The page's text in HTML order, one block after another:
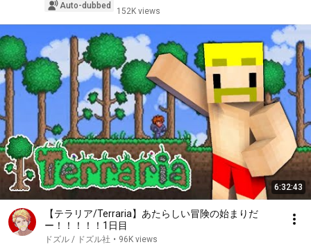
Auto-dubbed
152K views
6:32:43
【テラリア/Terraria】あたらしい冒険の始まりだ
ー！！！！！1日目
ドズル / ドズル社 • 96K views